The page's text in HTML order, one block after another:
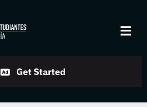
Get Started